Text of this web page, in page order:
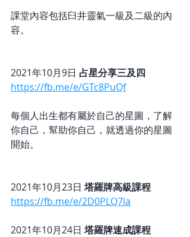
課堂內容包括臼井靈氣一級及二級的內
容。
2021年10月9日 占星分享三及四
https://fb.me/e/GTc8PuQf
每個人出生都有屬於自己的星圖，了解
你自己，幫助你自己，就透過你的星圖
開始。
2021年10月23日 塔羅牌高級課程
https://fb.me/e/2D0PLQ7la
2021年10月24日 塔羅牌速成課程